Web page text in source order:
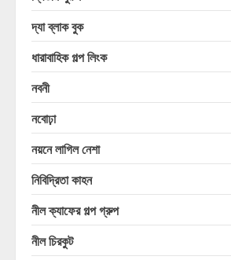
দ্যা ব্লাক বুক
ধারাবাহিক গল্প লিংক
নবনী
নবোঢ়া
নয়নে লাগিল নেশা
নিবিদ্রিতা কাহন
নীল ক্যাফের গল্প গ্রুপ
নীল চিরকুট